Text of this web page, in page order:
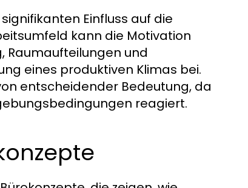
Einfluss auf die
kann die Motivation
Raumaufteilungen und
eines produktiven Klimas bei.
entscheidender Bedeutung, da
reagiert.